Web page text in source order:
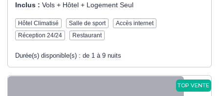
Inclus : Vols + Hôtel + Logement Seul
Hôtel Climatisé Salle de sport
Accès internet
Réception 24/24
Restaurant
Durée(s) disponible(s) : de 1 à 9 nuits
TOP VENTE